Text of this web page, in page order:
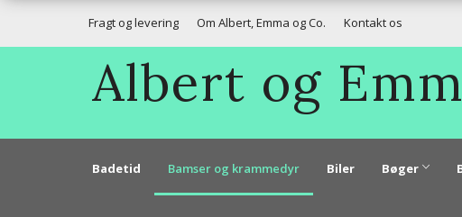
Fragt og levering Om Albert, Emma og Co. Kontakt os
Albert og
Badetid Bamser og krammedyr Biler Bøger